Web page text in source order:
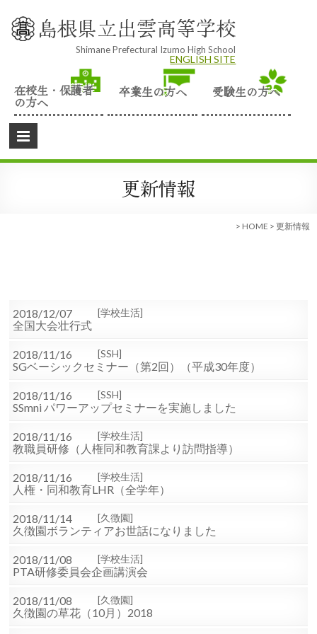
content 島根県立出雲高等学校
Shimane Prefectural Izumo High School
ENGLISH SITE
在校生・保護者
の方へ
卒業生の方へ 受験生の方へ
更新情報
> HOME > 更新情報
2018/12/07 学校生活
全国大会壮行式
2018/11/16 SSH
SGベーシックセミナー（第2回）（平成30年度）
2018/11/16 SSH
SSmni パワーアップセミナーを実施しました
2018/11/16 学校生活
教職員研修（人権同和教育課より訪問指導）
2018/11/16 学校生活
人権・同和教育LHR（全学年）
2018/11/14 久徴園
久徴園ボランティアお世話になりました
2018/11/08 学校生活
PTA研修委員会企画講演会
2018/11/08 久徴園
久徴園の草花（10月）2018